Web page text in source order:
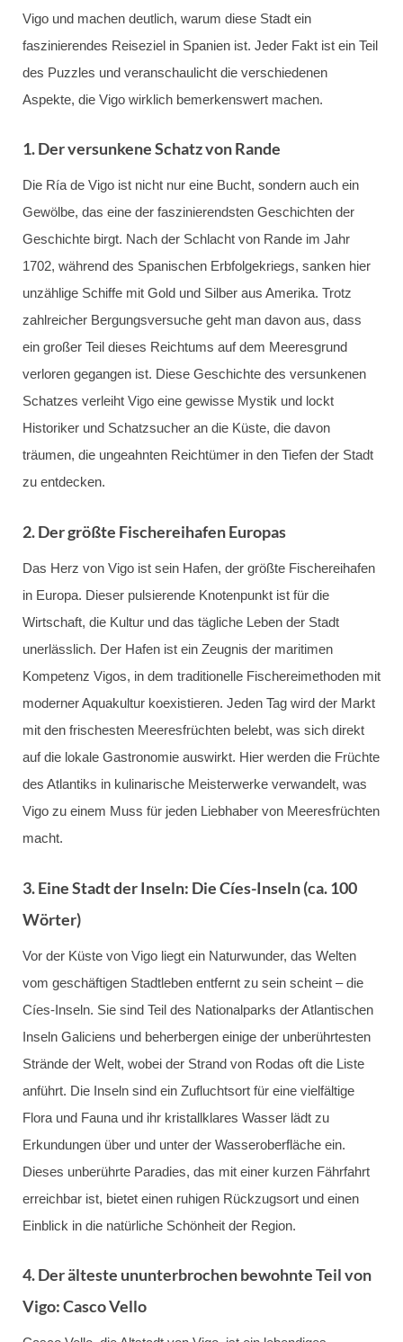
Vigo und machen deutlich, warum diese Stadt ein
faszinierendes Reiseziel in Spanien ist. Jeder Fakt ist ein Teil
des Puzzles und veranschaulicht die verschiedenen
Aspekte, die Vigo wirklich bemerkenswert machen.
1.Der versunkene Schatz von Rande
Die Ría de Vigo ist nicht nur eine Bucht, sondern auch ein
Gewölbe, das eine der faszinierendsten Geschichten der
Geschichte birgt. Nach der Schlacht von Rande im Jahr
1702, während des Spanischen Erbfolgekriegs, sanken hier
unzählige Schiffe mit Gold und Silber aus Amerika. Trotz
zahlreicher Bergungsversuche geht man davon aus, dass
ein großer Teil dieses Reichtums auf dem Meeresgrund
verloren gegangen ist. Diese Geschichte des versunkenen
Schatzes verleiht Vigo eine gewisse Mystik und lockt
Historiker und Schatzsucher an die Küste, die davon
träumen, die ungeahnten Reichtümer in den Tiefen der Stadt
zu entdecken.
2.Der größte Fischereihafen Europas
Das Herz von Vigo ist sein Hafen, der größte Fischereihafen
in Europa. Dieser pulsierende Knotenpunkt ist für die
Wirtschaft, die Kultur und das tägliche Leben der Stadt
unerlässlich. Der Hafen ist ein Zeugnis der maritimen
Kompetenz Vigos, in dem traditionelle Fischereimethoden mit
moderner Aquakultur koexistieren. Jeden Tag wird der Markt
mit den frischesten Meeresfrüchten belebt, was sich direkt
auf die lokale Gastronomie auswirkt. Hier werden die Früchte
des Atlantiks in kulinarische Meisterwerke verwandelt, was
Vigo zu einem Muss für jeden Liebhaber von Meeresfrüchten
macht.
3. EineStadt der Inseln: Die Cíes-Inseln (ca. 100
Wörter)
Vor der Küste von Vigo liegt ein Naturwunder, das Welten
vom geschäftigen Stadtleben entfernt zu sein scheint – die
Cíes-Inseln. Sie sind Teil des Nationalparks der Atlantischen
Inseln Galiciens und beherbergen einige der unberührtesten
Strände der Welt, wobei der Strand von Rodas oft die Liste
anführt. Die Inseln sind ein Zufluchtsort für eine vielfältige
Flora und Fauna und ihr kristallklares Wasser lädt zu
Erkundungen über und unter der Wasseroberfläche ein.
Dieses unberührte Paradies, das mit einer kurzen Fährfahrt
erreichbar ist, bietet einen ruhigen Rückzugsort und einen
Einblick in die natürliche Schönheit der Region.
4.Der älteste ununterbrochen bewohnte Teil von
Vigo: Casco Vello